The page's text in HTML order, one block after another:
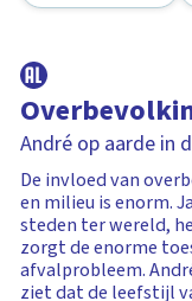
André op aarde in
De invloed van
en milieu is enorm.
steden ter wereld,
zorgt de enorme
afvalprobleem.
ziet dat de leefstijl